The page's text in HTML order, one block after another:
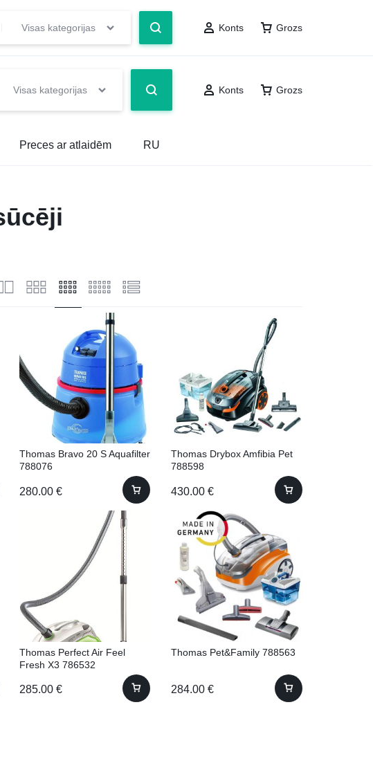
Visas kategorijas Konts Grozs
Preces ar atlaidēm RU
Visas kategorijas Konts Grozs
Thomas Bravo 20 S Aquafilter
788076
280.00 €
Thomas Drybox Amfibia Pet
788598
430.00€
Thomas Perfect Air Feel
Fresh X3 786532
285.00 €
Thomas Pet&Family 788563
284.00€